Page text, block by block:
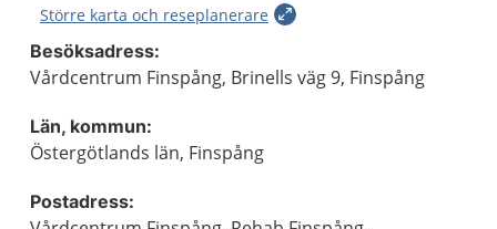
Större karta och reseplanerare
Besöksadress:
Vårdcentrum Finspång, Brinells väg 9, Finspång
Län, kommun:
Östergötlands län, Finspång
Postadress: